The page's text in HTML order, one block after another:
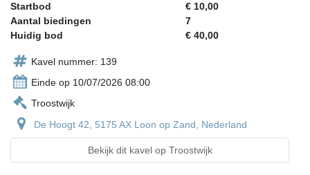
Startbod
€ 10,00
Aantal biedingen
7
Huidig bod
€ 40,00
Kavel nummer: 139
Einde op 10/07/2026 08:00
Troostwijk
De Hoogt 42, 5175 AX Loon op Zand, Nederland
Bekijk dit kavel op Troostwijk